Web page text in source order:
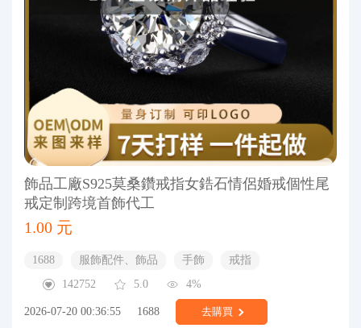
飾品工廠S925莫桑鑽戒指女鋯石情侶婚戒個性尾
戒定制跨境首飾代工
1.00 元
1688 服飾配件、飾品 手飾
戒指
142752
5.0 4%
2026-07-20 00:36:55 1688 去購買